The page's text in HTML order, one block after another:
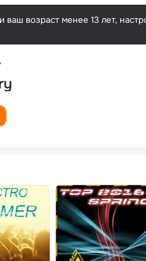
возраст менее 13 лет,